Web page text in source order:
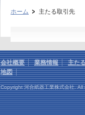
ホーム 主たる取引先
会社概要 業務情報
主た
地図
Copyright 河合紙器工業株式会社.